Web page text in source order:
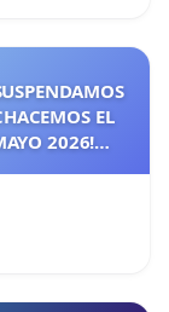
EL
2026!